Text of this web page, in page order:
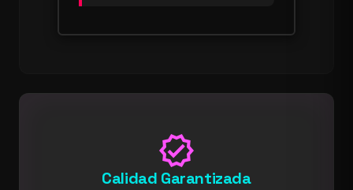
verified
Calidad Garantizada